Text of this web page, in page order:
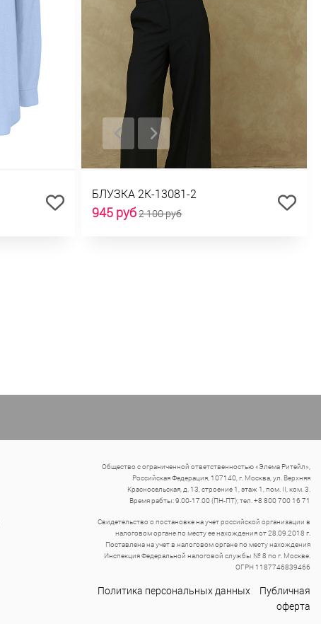
БЛУЗКА 2К-13081-2
945 руб2 100 руб
Общество с ограниченной ответственностью «Элема Ритейл»,
Российская Федерация, 107140, г. Москва, ул. Верхняя
Красносельская, д. 13, строение 1, этаж 1, пом. II, ком. 3.
Время рабты: 9.00-17.00 (ПН-ПТ); тел. +8 800 700 16 71
Свидетельство о постановке на учет российской организации в
налоговом органе по месту ее нахождения от 28.09.2018 г.
Поставлена на учет в налоговом органе по месту нахождения
Инспекция Федеральной налоговой службы № 8 по г. Москве.
ОГРН 1187746839466
Политика персональных данных
Публичная
оферта